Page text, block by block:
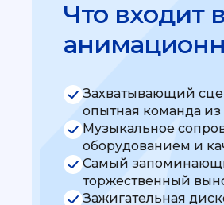
Что входит
Захватывающий
опытная команда
Музыкальное
оборудованием и
Самый
торжественный
Зажигательная